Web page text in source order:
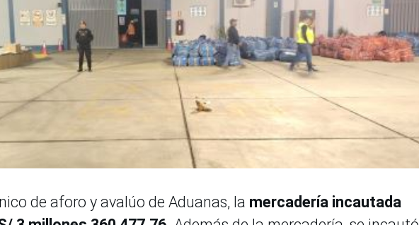
de aforo y avalúo de Aduanas, la mercadería incautada